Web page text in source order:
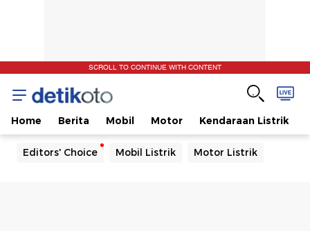
SCROLL TO CONTINUE WITH CONTENT
Home Berita Mobil Motor Kendaraan Listrik
Editors' Choice Mobil Listrik Motor Listrik